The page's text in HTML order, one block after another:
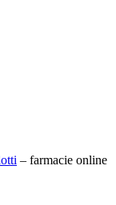
– farmacie online